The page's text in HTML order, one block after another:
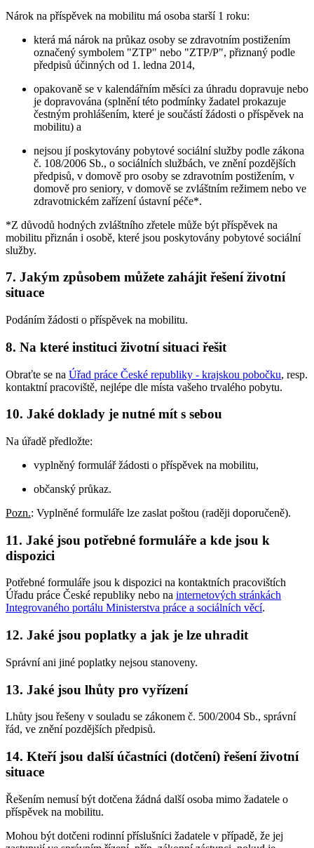
Nárok na příspěvek na mobilitu má osoba starší 1 roku:
která má nárok na průkaz osoby se zdravotním postižením
označený symbolem "ZTP" nebo "ZTP/P", přiznaný podle
předpisů účinných od 1. ledna 2014,
opakovaně se v kalendářním měsíci za úhradu dopravuje nebo
je dopravována (splnění této podmínky žadatel prokazuje
čestným prohlášením, které je součástí žádosti o příspěvek na
mobilitu) a
nejsou jí poskytovány pobytové sociální služby podle zákona
č. 108/2006 Sb., o sociálních službách, ve znění pozdějších
předpisů, v domově pro osoby se zdravotním postižením, v
domově pro seniory, v domově se zvláštním režimem nebo ve
zdravotnickém zařízení ústavní péče*.
*Z důvodů hodných zvláštního zřetele může být příspěvek na
mobilitu přiznán i osobě, které jsou poskytovány pobytové sociální
služby.
7. Jakým způsobem můžete zahájit řešení životní
situace
Podáním žádosti o příspěvek na mobilitu.
8. Na které instituci životní situaci řešit
Obraťte se na Úřad práce České republiky - krajskou pobočku, resp.
kontaktní pracoviště, nejlépe dle místa vašeho trvalého pobytu.
10. Jaké doklady je nutné mít s sebou
Na úřadě předložte:
vyplněný formulář žádosti o příspěvek na mobilitu,
občanský průkaz.
Pozn.: Vyplněné formuláře lze zaslat poštou (raději doporučeně).
11. Jaké jsou potřebné formuláře a kde jsou k
dispozici
Potřebné formuláře jsou k dispozici na kontaktních pracovištích
Úřadu práce České republiky nebo na internetových stránkách
Integrovaného portálu Ministerstva práce a sociálních věcí.
12. Jaké jsou poplatky a jak je lze uhradit
Správní ani jiné poplatky nejsou stanoveny.
13. Jaké jsou lhůty pro vyřízení
Lhůty jsou řešeny v souladu se zákonem č. 500/2004 Sb., správní
řád, ve znění pozdějších předpisů.
14. Kteří jsou další účastníci (dotčení) řešení životní
situace
Řešením nemusí být dotčena žádná další osoba mimo žadatele o
příspěvek na mobilitu.
Mohou být dotčeni rodinní příslušníci žadatele v případě, že jej